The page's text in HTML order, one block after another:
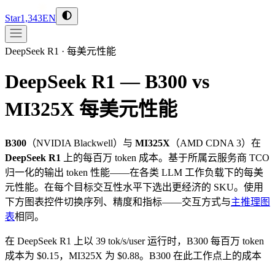
Star1,343EN
DeepSeek R1 · 每美元性能
DeepSeek R1 — B300 vs
MI325X 每美元性能
B300 （NVIDIA Blackwell）与 MI325X （AMD CDNA 3）在
DeepSeek R1
上的每百万 token 成本。基于所属云服务商 TCO
归一化的输出 token 性能——在各类 LLM 工作负载下的每美
元性能。在每个目标交互性水平下选出更经济的 SKU。使用
下方图表控件切换序列、精度和指标——交互方式与主推理图
表相同。
在 DeepSeek R1 上以 39 tok/s/user 运行时，B300 每百万 token
成本为 $0.15，MI325X 为 $0.88。B300 在此工作点上的成本